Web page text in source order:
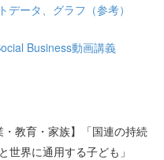
データ、グラフ（参考）
Business動画講義
教育・家族】「国連の持続
世界に通用する子ども」